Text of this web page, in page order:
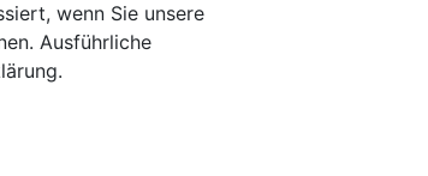
wenn Sie unsere
Ausführliche